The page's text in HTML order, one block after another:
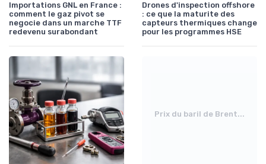
Importations GNL en France :
comment le gaz pivot se
negocie dans un marche TTF
redevenu surabondant
Drones d'inspection offshore
: ce que la maturite des
capteurs thermiques change
pour les programmes HSE
Prix du baril de Brent...